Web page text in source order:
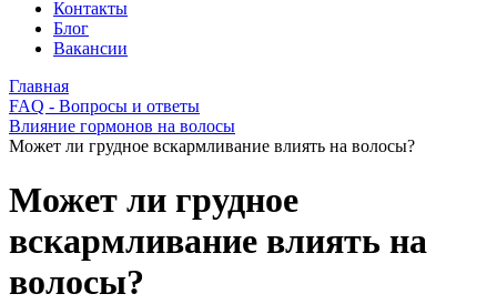
Контакты
Блог
Вакансии
Главная
FAQ - Вопросы и ответы
Влияние гормонов на волосы
Может ли грудное вскармливание влиять на волосы?
Может ли грудное
вскармливание влиять на
волосы?